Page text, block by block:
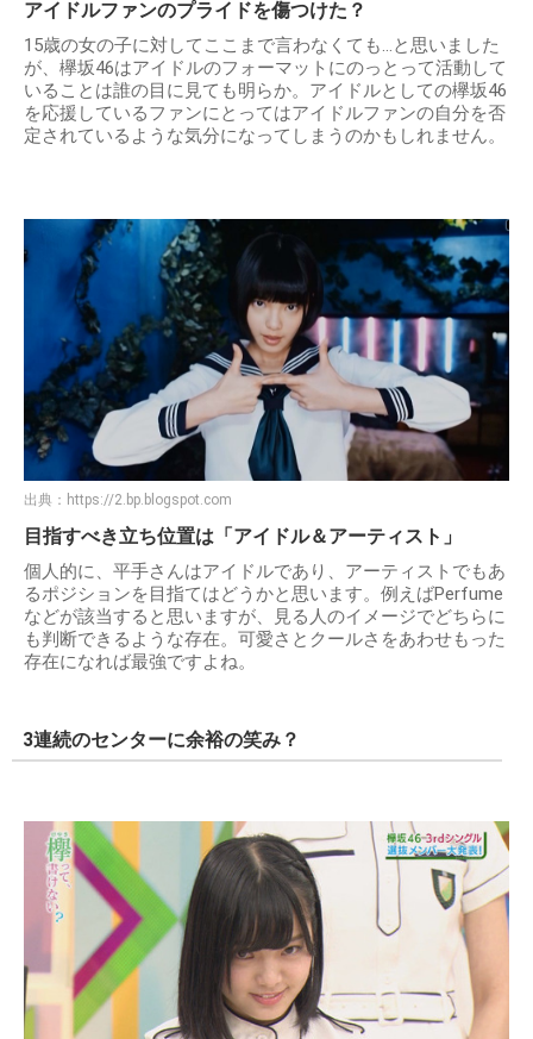
アイドルファンのプライドを傷つけた？
15歳の女の子に対してここまで言わなくても…と思いました
が、欅坂46はアイドルのフォーマットにのっとって活動して
いることは誰の目に見ても明らか。アイドルとしての欅坂46
を応援しているファンにとってはアイドルファンの自分を否
定されているような気分になってしまうのかもしれません。
出典： https://2.bp.blogspot.com
目指すべき立ち位置は「アイドル＆アーティスト」
個人的に、平手さんはアイドルであり、アーティストでもあ
るポジションを目指てはどうかと思います。例えばPerfume
などが該当すると思いますが、見る人のイメージでどちらに
も判断できるような存在。可愛さとクールさをあわせもった
存在になれば最強ですよね。
3連続のセンターに余裕の笑み？